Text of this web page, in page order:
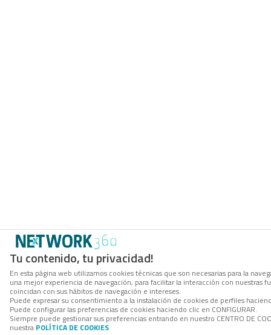
Tu contenido, tu privacidad!
En esta página web utilizamos cookies técnicas que son necesarias para la
una mejor experiencia de navegación, para facilitar la interacción con
coincidan con sus hábitos de navegación e intereses.
Puede expresar su consentimiento a la instalación de cookies de perfiles
Puede configurar las preferencias de cookies haciendo clic en CONFIGURAR.
Siempre puede gestionar sus preferencias entrando en nuestro CENTRO DE
nuestra POLÍTICA DE COOKIES.